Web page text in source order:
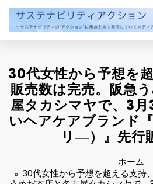
ン
30代女性から予想を
販売数は完売。阪急
屋タカシマヤで、3
いヘアケアブランド
リ―）』先行
ホーム
30代女性から予想を超える支持